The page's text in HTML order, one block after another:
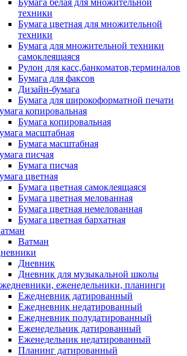
Бумага белая для множительной
техники
Бумага цветная для множительной
техники
Бумага для множительной техники
самоклеящаяся
Рулон для касс,банкоматов,терминалов
Бумага для факсов
Дизайн-бумага
Бумага для широкоформатной печати
копировальная
Бумага копировальная
масштабная
Бумага масштабная
писчая
Бумага писчая
цветная
Бумага цветная самоклеящаяся
Бумага цветная мелованная
Бумага цветная немелованная
Бумага цветная бархатная
Ватман
Дневник
Дневник для музыкальной школы
еженедельники, планинги
Ежедневник датированный
Ежедневник недатированный
Ежедневник полудатированный
Еженедельник датированный
Еженедельник недатированный
Планинг датированный